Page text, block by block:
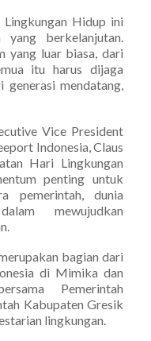
Hidup ini
berkelanjutan.
yang luar biasa, dari
itu harus dijaga
mendatang,
Vice President
Indonesia, Claus
Hari Lingkungan
penting untuk
pemerintah, dunia
mewujudkan
bagian dari
di Mimika dan
Pemerintah
Kabupaten Gresik
lingkungan.